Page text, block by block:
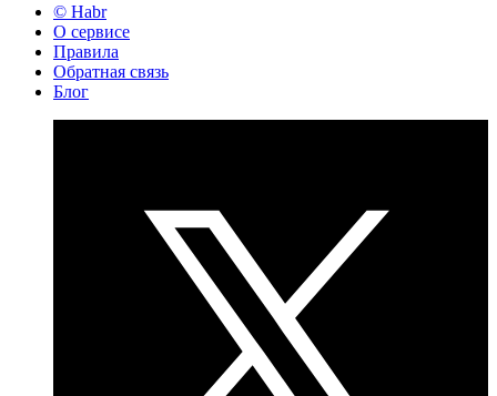
© Habr
О сервисе
Правила
Обратная связь
Блог